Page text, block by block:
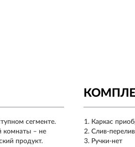
Каркас
Слив-
Ручки-нет
сегменте.
комнаты – не
продукт.